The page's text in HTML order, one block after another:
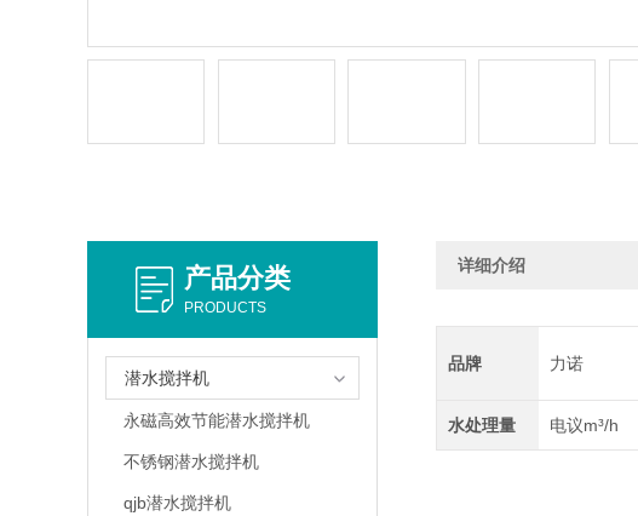
产品分类
PRODUCTS
潜水搅拌机
永磁高效节能潜水搅拌机
不锈钢潜水搅拌机
qjb潜水搅拌机
详细介绍
品牌 力诺
水处理量 电议m³/h